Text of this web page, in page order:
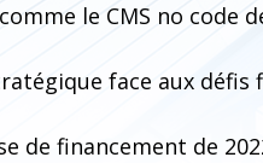
le CMS no code
face aux défis
de financement de